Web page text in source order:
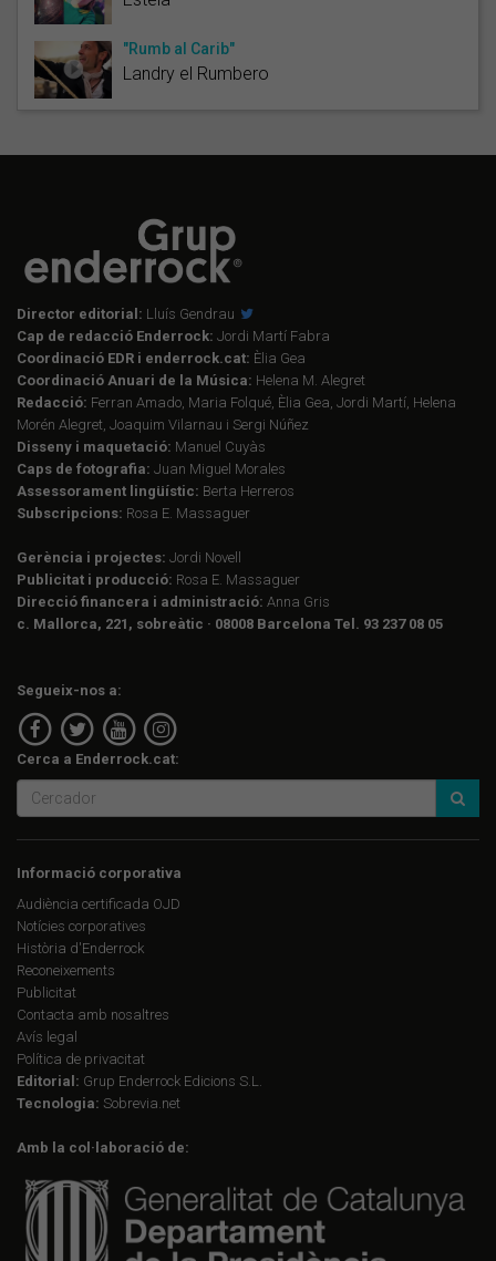
"Rumb al Carib"
Landry el Rumbero
Director editorial: Lluís Gendrau
Cap de redacció Enderrock: Jordi Martí Fabra
Coordinació EDR i enderrock.cat: Èlia Gea
Coordinació Anuari de la Música: Helena M. Alegret
Redacció: Ferran Amado, Maria Folqué, Èlia Gea, Jordi Martí, Helena
Morén Alegret, Joaquim Vilarnau i Sergi Núñez
Disseny i maquetació: Manuel Cuyàs
Caps de fotografia: Juan Miguel Morales
Assessorament lingüístic: Berta Herreros
Subscripcions: Rosa E. Massaguer
Gerència i projectes: Jordi Novell
Publicitat i producció: Rosa E. Massaguer
Direcció financera i administració: Anna Gris
c. Mallorca, 221, sobreàtic · 08008 Barcelona Tel. 93 237 08 05
Segueix-nos a:
Cerca a Enderrock.cat:
Informació corporativa
Audiència certificada OJD
Notícies corporatives
Història d'Enderrock
Reconeixements
Publicitat
Contacta amb nosaltres
Avís legal
Política de privacitat
Editorial: Grup Enderrock Edicions S.L.
Tecnologia: Sobrevia.net
Amb la col·laboració de: